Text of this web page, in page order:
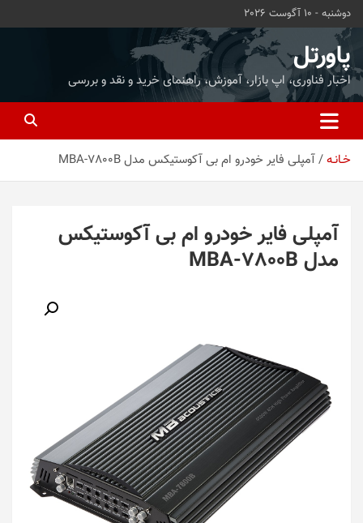
محتوا
بروید
دوشنبه - 10 آگوست 2026
پاورتل
اخبار فناوری، اپ بازار، آموزش، راهنمای خرید و نقد و بررسی
خـانـه آمپلی‌ فایر خودرو ام بی آکوستیکس مدل MBA-7800B
آمپلی‌ فایر خودرو ام بی آکوستیکس
مدل MBA-7800B